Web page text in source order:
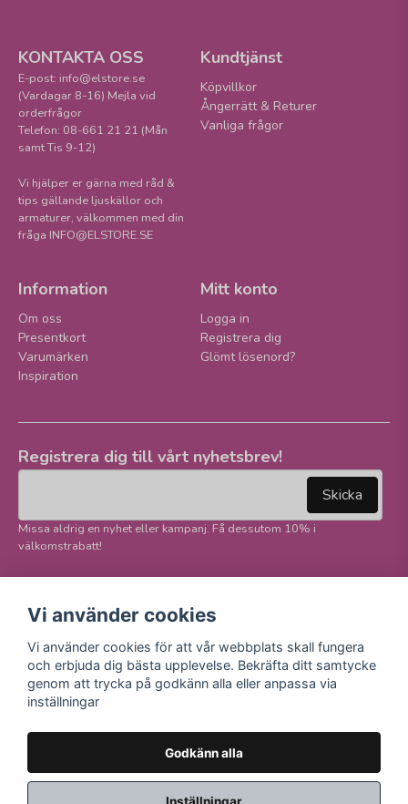
KONTAKTA OSS
E-post: info@elstore.se
(Vardagar 8-16) Mejla vid
orderfrågor
Telefon: 08-661 21 21 (Mån
samt Tis 9-12)
Vi hjälper er gärna med råd &
tips gällande ljuskällor och
armaturer, välkommen med din
fråga INFO@ELSTORE.SE
Kundtjänst
Köpvillkor
Ångerrätt & Returer
Vanliga frågor
Information
Om oss
Presentkort
Varumärken
Inspiration
Mitt konto
Logga in
Registrera dig
Glömt lösenord?
Registrera dig till vårt nyhetsbrev!
Skicka
Missa aldrig en nyhet eller kampanj. Få dessutom 10% i
välkomstrabatt!
sociala medier!
Facebook
Instagram
Youtube
E-handel
Vi använder cookies
Vi använder cookies för att vår webbplats skall fungera
och erbjuda dig bästa upplevelse. Bekräfta ditt samtycke
genom att trycka på godkänn alla eller anpassa via
inställningar
Godkänn alla